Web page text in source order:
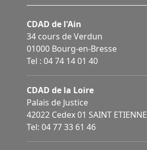
CDAD de l'Ain
34 cours de Verdun
01000 Bourg-en-Bresse
Tel : 04 74 14 01 40
CDAD de la Loire
Palais de Justice
42022 Cedex 01 SAINT ETIENNE
Tel: 04 77 33 61 46